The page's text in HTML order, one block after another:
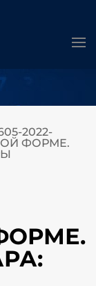
2022-
ФОРМЕ.